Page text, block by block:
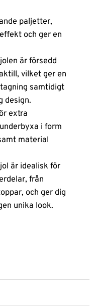
paljetter,
och ger en
är försedd
vilket ger en
samtidigt
design.
extra
i form
material
är idealisk för
från
och ger dig
unika look.